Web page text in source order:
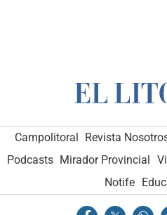
Campolitoral Revista
Podcasts Mirador Provincial
Notife